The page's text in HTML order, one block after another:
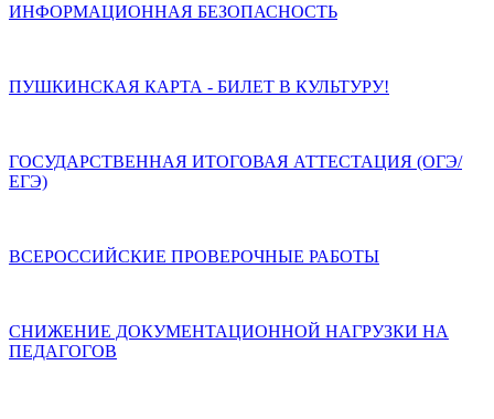
ИНФОРМАЦИОННАЯ БЕЗОПАСНОСТЬ
ПУШКИНСКАЯ КАРТА - БИЛЕТ В КУЛЬТУРУ!
ГОСУДАРСТВЕННАЯ ИТОГОВАЯ АТТЕСТАЦИЯ (ОГЭ/
ЕГЭ)
ВСЕРОССИЙСКИЕ ПРОВЕРОЧНЫЕ РАБОТЫ
СНИЖЕНИЕ ДОКУМЕНТАЦИОННОЙ НАГРУЗКИ НА
ПЕДАГОГОВ